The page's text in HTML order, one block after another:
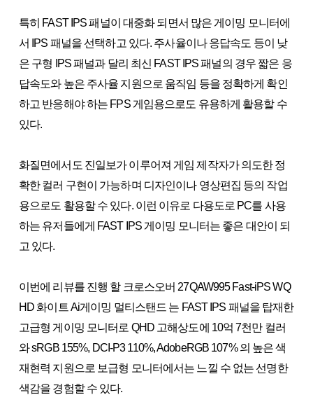
특히 FAST IPS 패널이 대중화 되면서 많은 게이밍 모니터에
서 IPS 패널을 선택하고 있다. 주사율이나 응답속도 등이 낮
은 구형 IPS 패널과 달리 최신 FAST IPS 패널의 경우 짧은 응
답속도와 높은 주사율 지원으로 움직임 등을 정확하게 확인
하고 반응해야 하는 FPS 게임용으로도 유용하게 활용할 수
있다.
화질면에서도 진일보가 이루어져 게임 제작자가 의도한 정
확한 컬러 구현이 가능하며 디자인이나 영상편집 등의 작업
용으로도 활용할 수 있다. 이런 이유로 다용도로 PC를 사용
하는 유저들에게 FAST IPS 게이밍 모니터는 좋은 대안이 되
고 있다.
이번에 리뷰를 진행 할 크로스오버 27QAW995 Fast-iPS WQ
HD 화이트 Ai게이밍 멀티스탠드 는 FAST IPS 패널을 탑재한
고급형 게이밍 모니터로 QHD 고해상도에 10억 7천만 컬러
와 sRGB 155%, DCI-P3 110%, AdobeRGB 107% 의 높은 색
재현력 지원으로 보급형 모니터에서는 느낄 수 없는 선명한
색감을 경험할 수 있다.